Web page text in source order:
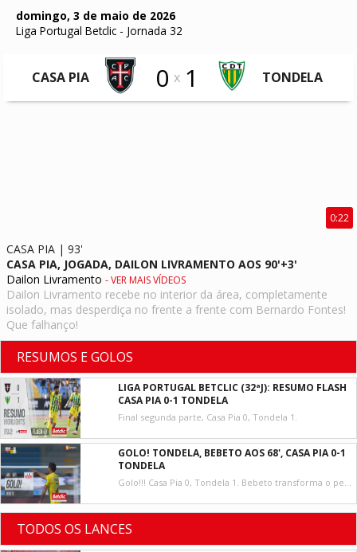
domingo, 3 de maio de 2026
Liga Portugal Betclic - Jornada 32
CASA PIA 0 x 1 TONDELA
0:22
CASA PIA | 93'
CASA PIA, JOGADA, DAILON LIVRAMENTO AOS 90'+3'
Dailon Livramento - VER MAIS VÍDEOS
Dailon Livramento recebe no interior da área, completamente
isolado, mas desperdiça no frente a frente com Bernardo Fontes!
Que falhanço!
RESUMOS E GOLOS
LIGA PORTUGAL BETCLIC (32ªJ): RESUMO FLASH
CASA PIA 0-1 TONDELA
Final segunda parte, Casa Pia 0, Tondela 1.
GOLO! TONDELA, BEBETO AOS 68', CASA PIA 0-1
TONDELA
Golo!!! Casa Pia 0, Tondela 1. Bebeto transforma o penalty, remate com o pé direito junto à base do poste esquerdo.
TODOS OS LANCES